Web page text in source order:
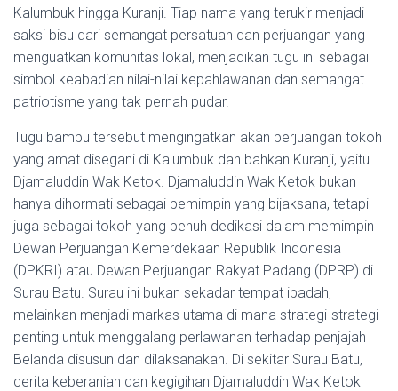
Kalumbuk hingga Kuranji. Tiap nama yang terukir menjadi
saksi bisu dari semangat persatuan dan perjuangan yang
menguatkan komunitas lokal, menjadikan tugu ini sebagai
simbol keabadian nilai-nilai kepahlawanan dan semangat
patriotisme yang tak pernah pudar.
Tugu bambu tersebut mengingatkan akan perjuangan tokoh
yang amat disegani di Kalumbuk dan bahkan Kuranji, yaitu
Djamaluddin Wak Ketok. Djamaluddin Wak Ketok bukan
hanya dihormati sebagai pemimpin yang bijaksana, tetapi
juga sebagai tokoh yang penuh dedikasi dalam memimpin
Dewan Perjuangan Kemerdekaan Republik Indonesia
(DPKRI) atau Dewan Perjuangan Rakyat Padang (DPRP) di
Surau Batu. Surau ini bukan sekadar tempat ibadah,
melainkan menjadi markas utama di mana strategi-strategi
penting untuk menggalang perlawanan terhadap penjajah
Belanda disusun dan dilaksanakan. Di sekitar Surau Batu,
cerita keberanian dan kegigihan Djamaluddin Wak Ketok